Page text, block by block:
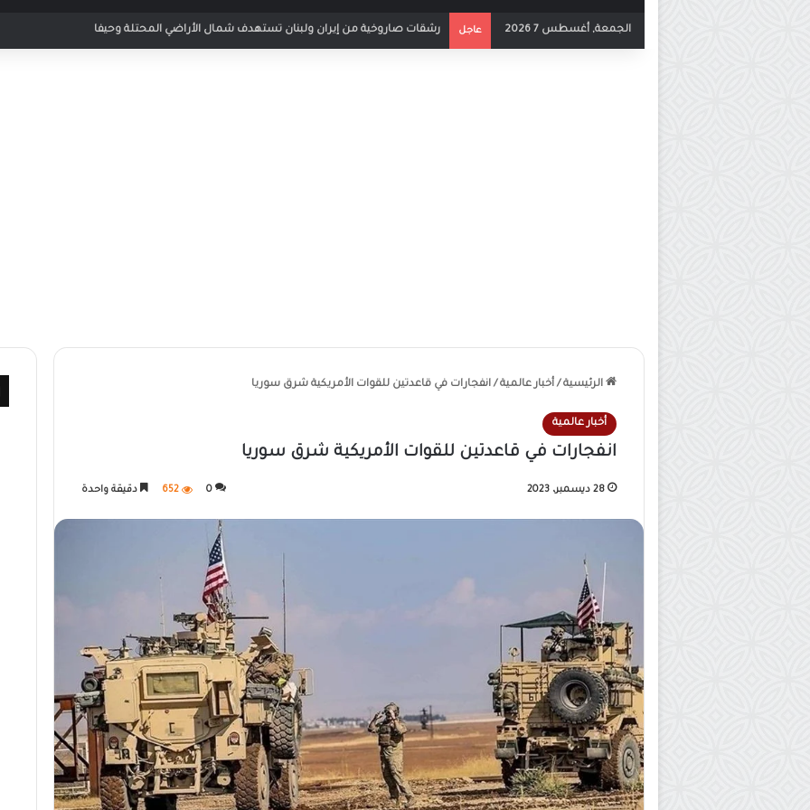
الجمعة, أغسطس 7 2026 عاجل بث مباشر مباراة الأردن والإمارات في كأس العرب 2025
الرئيسية / أخبار عالمية / انفجارات في قاعدتين للقوات الأمريكية شرق سوريا
أخبار عالمية
انفجارات في قاعدتين للقوات الأمريكية شرق سوريا
28 ديسمبر، 2023 0
652 دقيقة واحدة